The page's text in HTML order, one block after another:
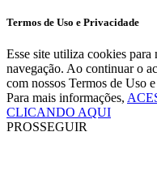
Termos de Uso e Privacidade
Esse site utiliza cookies para
navegação. Ao continuar o
com nossos Termos de Uso
Para mais informações,
CLICANDO AQUI
PROSSEGUIR